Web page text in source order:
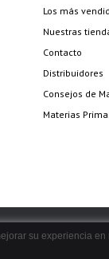
Los más
Nuestras
Contacto
Distribuidores
Consejos de
Materias
su experiencia en